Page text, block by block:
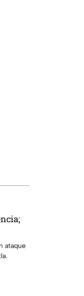
ataque